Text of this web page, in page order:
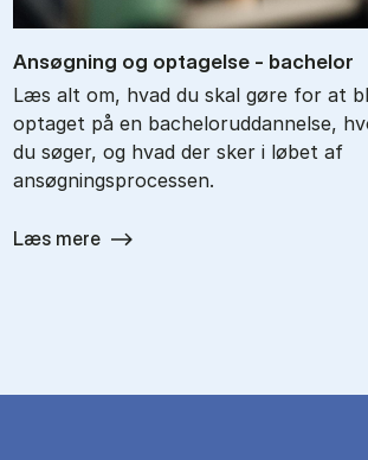
An­søg­ning og op­ta­gel­se - ba­chel­or
Læs alt om, hvad du skal gøre for at
optaget på en bacheloruddannelse,
du søger, og hvad der sker i løbet af
ansøgningsprocessen.
Læs mere